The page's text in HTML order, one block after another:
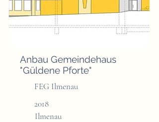
Anbau Gemeindehaus
"Güldene Pforte"
FEG Ilmenau
2018
Ilmenau